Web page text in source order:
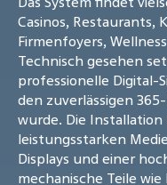
Casinos,
Firmenfoyers,
Technisch gesehen
professionelle Digital-
den zuverlässigen
wurde. Die
leistungsstarken
Displays und einer
mechanische Teile